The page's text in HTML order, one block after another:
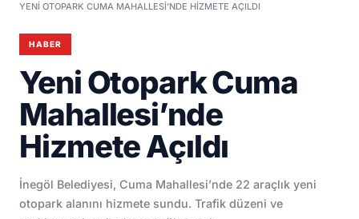
YENI OTOPARK CUMA MAHALLESI’NDE HIZMETE AÇILDI
HABER
Yeni Otopark Cuma
Mahallesi’nde
Hizmete Açıldı
İnegöl Belediyesi, Cuma Mahallesi’nde 22 araçlık yeni
otopark alanını hizmete sundu. Trafik düzeni ve